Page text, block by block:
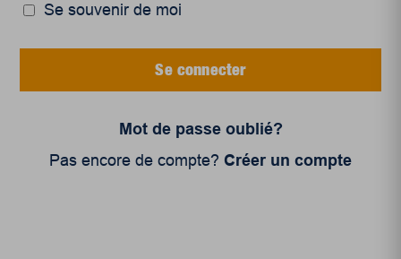
Se souvenir de moi
Se connecter
Mot de passe oublié?
Pas encore de compte? Créer un compte